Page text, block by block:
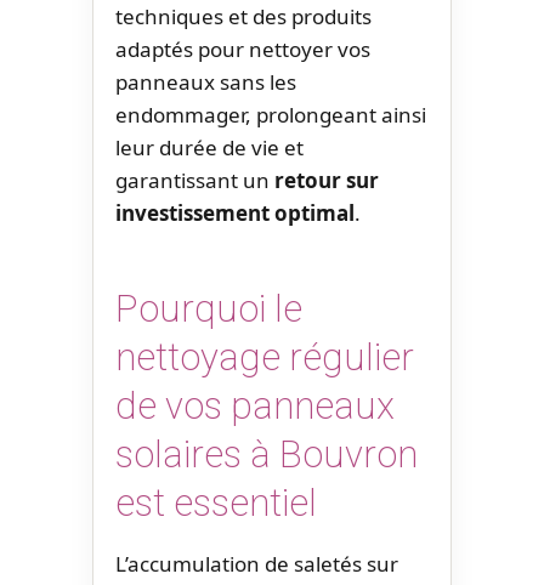
techniques et des produits
adaptés pour nettoyer vos
panneaux sans les
endommager, prolongeant ainsi
leur durée de vie et
garantissant un retour sur
investissement optimal.
Pourquoi le
nettoyage régulier
de vos panneaux
solaires à Bouvron
est essentiel
L’accumulation de saletés sur